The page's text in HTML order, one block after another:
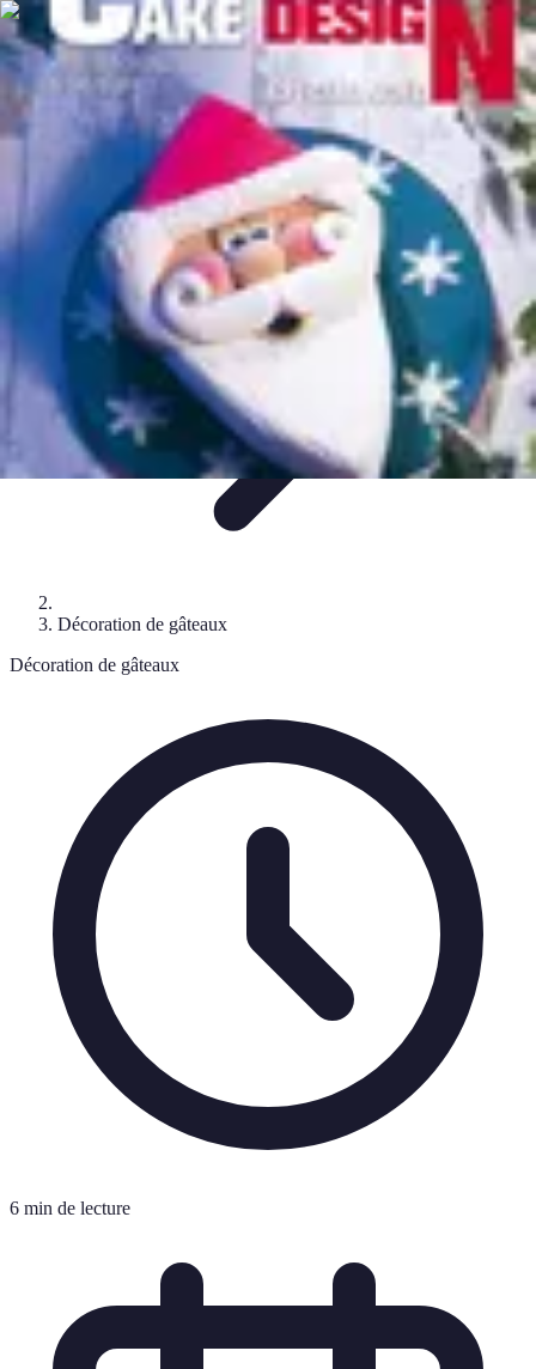
Passion Gâteaux
Recettes et AstucesAstuces PâtisserieTendancesRecettes et
Techniques
Équipement
Passion Gâteaux
Décoration de gâteaux
Décoration de gâteaux
6 min de lecture